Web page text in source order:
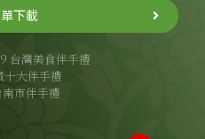
台灣美食伴手禮
十大伴手禮
市伴手禮
下載